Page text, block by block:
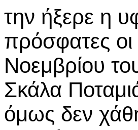
την ήξερε η
πρόσφατες
Νοεμβρίου
Σκάλα
όμως δεν